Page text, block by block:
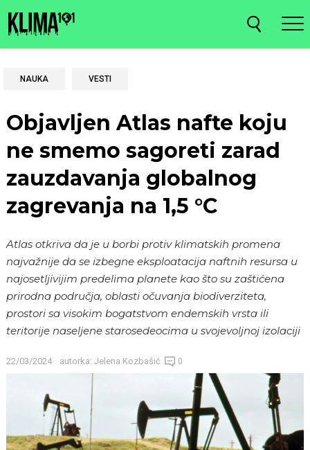
NAUKA VESTI
Objavljen Atlas nafte koju
ne smemo sagoreti zarad
zauzdavanja globalnog
zagrevanja na 1,5 °C
Atlas otkriva da je u borbi protiv klimatskih promena
najvažnije da se izbegne eksploatacija naftnih resursa u
najosetljivijim predelima planete kao što su zaštićena
prirodna područja, oblasti očuvanja biodiverziteta,
prostori sa visokim bogatstvom endemskih vrsta ili
teritorije naseljene starosedeocima u svojevoljnoj izolaciji
22/03/2024 autorka: Jelena Kozbašić 0